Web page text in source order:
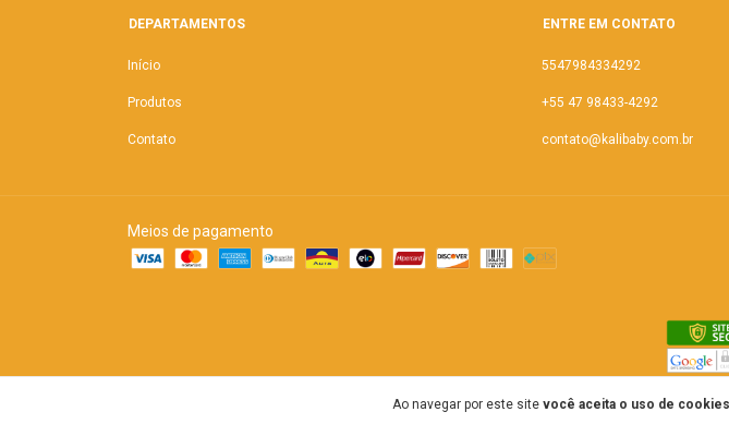
Ao navegar por este site você aceita o uso de cookies
DEPARTAMENTOS
Início
Produtos
Contato
ENTRE EM CONTATO
5547984334292
+55 47 98433-4292
contato@kalibaby.com.br
Meios de pagamento